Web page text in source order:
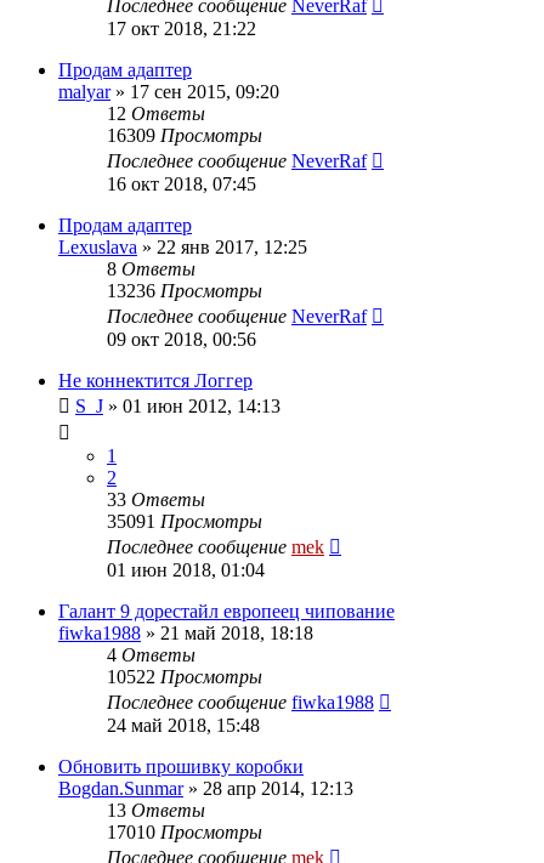
Последнее сообщение NeverRaf
17 окт 2018, 21:22
Продам адаптер
malyar» 17 сен 2015, 09:20
12 Ответы
16309 Просмотры
Последнее сообщение NeverRaf
16 окт 2018, 07:45
Продам адаптер
Lexuslava » 22 янв 2017, 12:25
8 Ответы
13236 Просмотры
Последнее сообщение NeverRaf
09 окт 2018, 00:56
Не коннектится Логгер
S_J » 01 июн 2012, 14:13
1
2
33 Ответы
35091 Просмотры
Последнее сообщение mek
01 июн 2018, 01:04
Галант 9 дорестайл европеец чипование
fiwka1988 » 21 май 2018, 18:18
4 Ответы
10522 Просмотры
Последнее сообщение fiwka1988
24 май 2018, 15:48
Обновить прошивку коробки
Bogdan.Sunmar» 28 апр 2014, 12:13
13 Ответы
17010 Просмотры
Последнее сообщение mek